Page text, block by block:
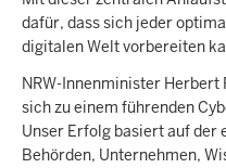
dafür, dass sich jeder
digitalen Welt vorbereiten
NRW-Innenminister Herbert
sich zu einem führenden
Unser Erfolg basiert auf der
Behörden, Unternehmen,